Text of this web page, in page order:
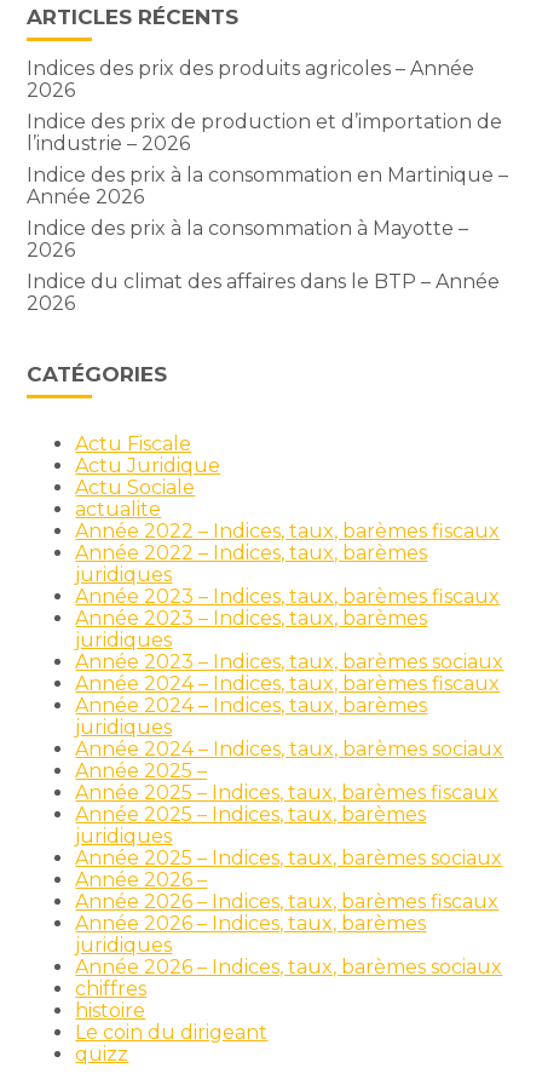
ARTICLES RÉCENTS
Indices des prix des produits agricoles – Année
2026
Indice des prix de production et d’importation de
l’industrie – 2026
Indice des prix à la consommation en Martinique –
Année 2026
Indice des prix à la consommation à Mayotte –
2026
Indice du climat des affaires dans le BTP – Année
2026
CATÉGORIES
Actu Fiscale
Actu Juridique
Actu Sociale
actualite
Année 2022 – Indices, taux, barèmes fiscaux
Année 2022 – Indices, taux, barèmes
juridiques
Année 2023 – Indices, taux, barèmes fiscaux
Année 2023 – Indices, taux, barèmes
juridiques
Année 2023 – Indices, taux, barèmes sociaux
Année 2024 – Indices, taux, barèmes fiscaux
Année 2024 – Indices, taux, barèmes
juridiques
Année 2024 – Indices, taux, barèmes sociaux
Année 2025 –
Année 2025 – Indices, taux, barèmes fiscaux
Année 2025 – Indices, taux, barèmes
juridiques
Année 2025 – Indices, taux, barèmes sociaux
Année 2026 –
Année 2026 – Indices, taux, barèmes fiscaux
Année 2026 – Indices, taux, barèmes
juridiques
Année 2026 – Indices, taux, barèmes sociaux
chiffres
histoire
Le coin du dirigeant
quizz